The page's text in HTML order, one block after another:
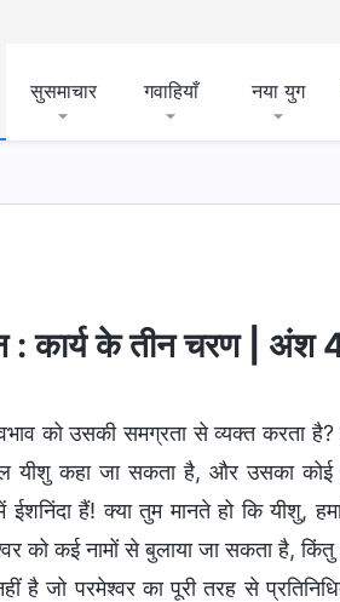
सुसमाचार गवाहियाँ नया युग
: कार्य के तीन चरण | अंश
को उसकी समग्रता से व्यक्त करता है?
यीशु कहा जा सकता है, और उसका कोई
हैं! क्या तुम मानते हो कि यीशु,
को कई नामों से बुलाया जा सकता है,
है जो परमेश्वर का पूरी तरह से